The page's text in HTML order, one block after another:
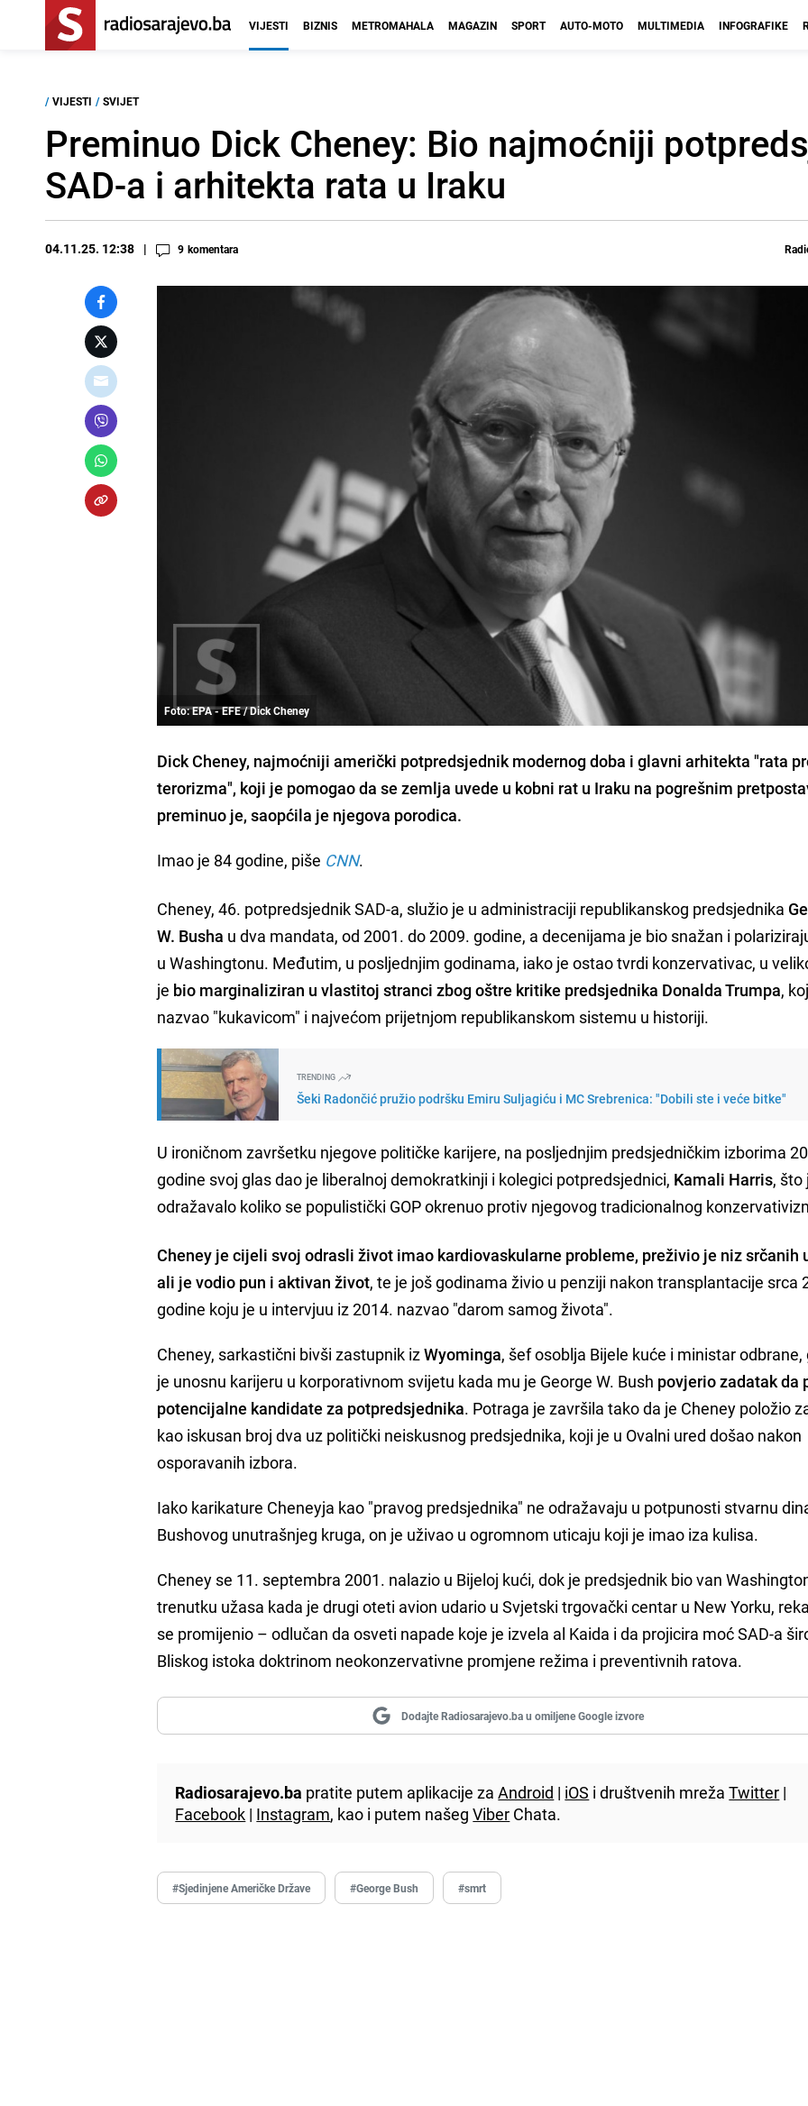
VIJESTI BIZNIS METROMAHALA MAGAZIN SPORT AUTO-MOTO MULTIMEDIA INFOGRAFIKE
/ VIJESTI / SVIJET
Preminuo Dick Cheney: Bio najmoćniji
SAD-a i arhitekta rata u Iraku
04.11.25. 12:38 9 komentara
Foto: EPA - EFE / Dick Cheney
Dick Cheney, najmoćniji američki potpredsjednik modernog doba i glavni arhitekta "rata
terorizma", koji je pomogao da se zemlja uvede u kobni rat u Iraku na pogrešnim
preminuo je, saopćila je njegova porodica.
Imao je 84 godine, piše CNN.
Cheney, 46. potpredsjednik SAD-a, služio je u administraciji republikanskog predsjednika
W. Busha u dva mandata, od 2001. do 2009. godine, a decenijama je bio snažan i
u Washingtonu. Međutim, u posljednjim godinama, iako je ostao tvrdi konzervativac, u
je bio marginaliziran u vlastitoj stranci zbog oštre kritike predsjednika Donalda Trumpa,
nazvao "kukavicom" i najvećom prijetnjom republikanskom sistemu u historiji.
TRENDING
Šeki Radončić pružio podršku Emiru Suljagiću i MC Srebrenica: "Dobili ste i veće bitke"
U ironičnom završetku njegove političke karijere, na posljednjim predsjedničkim izborima
godine svoj glas dao je liberalnoj demokratkinji i kolegici potpredsjednici, Kamali Harris, što
odražavalo koliko se populistički GOP okrenuo protiv njegovog tradicionalnog
Cheney je cijeli svoj odrasli život imao kardiovaskularne probleme, preživio je niz srčanih
ali je vodio pun i aktivan život, te je još godinama živio u penziji nakon transplantacije srca
godine koju je u intervjuu iz 2014. nazvao "darom samog života".
Cheney, sarkastični bivši zastupnik izWyominga, šef osoblja Bijele kuće i ministar odbrane,
je unosnu karijeru u korporativnom svijetu kada mu je George W. Bush povjerio zadatak da
potencijalne kandidate za potpredsjednika. Potraga je završila tako da je Cheney položio
kao iskusan broj dva uz politički neiskusnog predsjednika, koji je u Ovalni ured došao nakon
osporavanih izbora.
Iako karikature Cheneyja kao "pravog predsjednika" ne odražavaju u potpunosti stvarnu
Bushovog unutrašnjeg kruga, on je uživao u ogromnom uticaju koji je imao iza kulisa.
Cheney se 11. septembra 2001. nalazio u Bijeloj kući, dok je predsjednik bio van
trenutku užasa kada je drugi oteti avion udario u Svjetski trgovački centar u New Yorku,
se promijenio – odlučan da osveti napade koje je izvela al Kaida i da projicira moć SAD-a
Bliskog istoka doktrinom neokonzervativne promjene režima i preventivnih ratova.
Dodajte Radiosarajevo.ba u omiljene Google izvore
Radiosarajevo.ba pratite putem aplikacije zaAndroid | iOS i društvenih mrežaTwitter |
Facebook | Instagram, kao i putem našegViber Chata.
#Sjedinjene Američke Države #George Bush #smrt